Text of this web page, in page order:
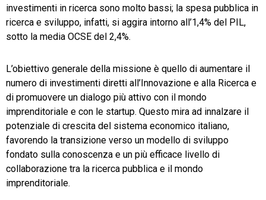
investimenti in ricerca sono molto bassi; la spesa pubblica in
ricerca e sviluppo, infatti, si aggira intorno all’1,4% del PIL,
sotto la media OCSE del 2,4%.
L’obiettivo generale della missione è quello di aumentare il
numero di investimenti diretti all’Innovazione e alla Ricerca e
di promuovere un dialogo più attivo con il mondo
imprenditoriale e con le startup. Questo mira ad innalzare il
potenziale di crescita del sistema economico italiano,
favorendo la transizione verso un modello di sviluppo
fondato sulla conoscenza e un più efficace livello di
collaborazione tra la ricerca pubblica e il mondo
imprenditoriale.